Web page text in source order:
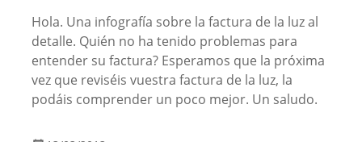
Hola. Una infografía sobre la factura de la luz al
detalle. Quién no ha tenido problemas para
entender su factura? Esperamos que la próxima
vez que reviséis vuestra factura de la luz, la
podáis comprender un poco mejor. Un saludo.